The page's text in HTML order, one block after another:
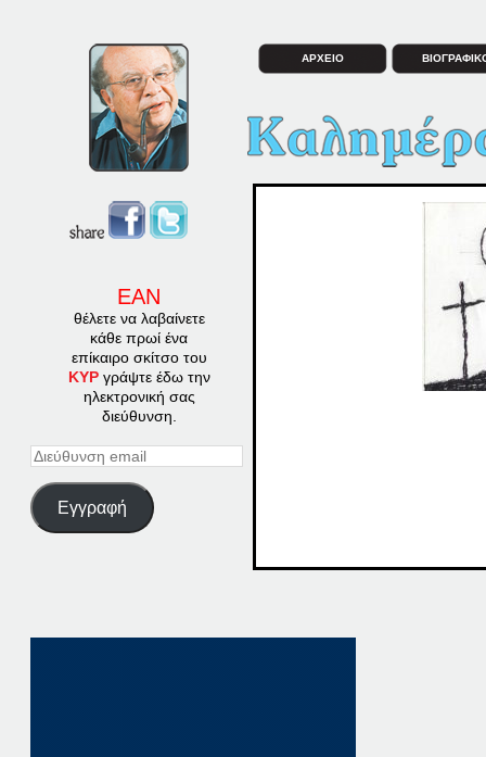
ΕΑΝ
θέλετε να λαβαίνετε
κάθε πρωί ένα
επίκαιρο σκίτσο του
ΚΥΡγράψτε έδω την
ηλεκτρονική σας
διεύθυνση.
Διεύθυνση
Εγγραφή
ΑΡΧΕΙΟ